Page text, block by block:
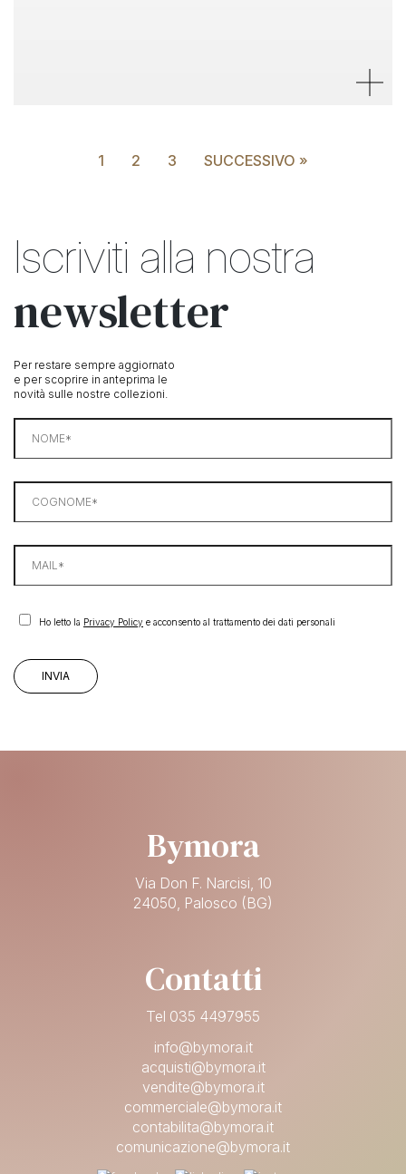
1 2 3 SUCCESSIVO »
Iscriviti alla nostra
newsletter
Per restare sempre aggiornato
e per scoprire in anteprima le
novità sulle nostre collezioni.
Ho letto la Privacy Policy e acconsento al trattamento dei dati personali
Bymora
Via Don F. Narcisi, 10
24050, Palosco (BG)
Contatti
Tel 035 4497955
info@bymora.it
acquisti@bymora.it
vendite@bymora.it
commerciale@bymora.it
contabilita@bymora.it
comunicazione@bymora.it